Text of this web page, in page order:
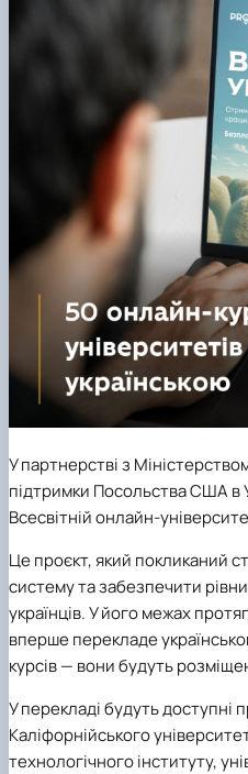
Науковий гурток
міжособистісної та
Науковий гурток
України»
У партнерстві з
підтримки Посольства США в
Всесвітній онлайн-
Це проєкт, який покликаний
систему та забезпечити
українців. У його межах
вперше перекладе
курсів — вони будуть
У перекладі будуть доступні
Каліфорнійського
технологічного інституту,